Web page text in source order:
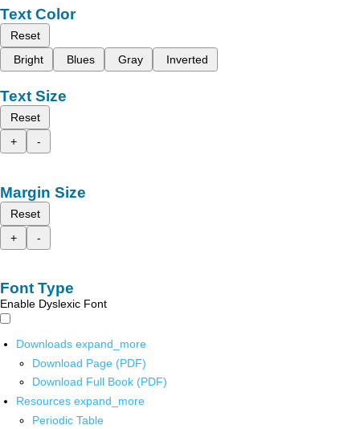
Text Color
Reset
Bright
Blues Gray Inverted
Text Size
Reset
+
-
Margin Size
Reset
+
-
Font Type
Enable Dyslexic Font
Downloads expand_more
Download Page (PDF)
Download Full Book (PDF)
Resources expand_more
Periodic Table